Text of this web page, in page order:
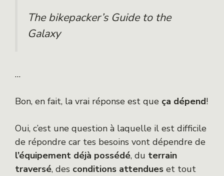
The bikepacker’s Guide to the
Galaxy
…
Bon, en fait, la vrai réponse est que ça dépend!
Oui, c’est une question à laquelle il est difficile
de répondre car tes besoins vont dépendre de
l’équipement déjà possédé, du terrain
traversé, des conditions attendues et tout